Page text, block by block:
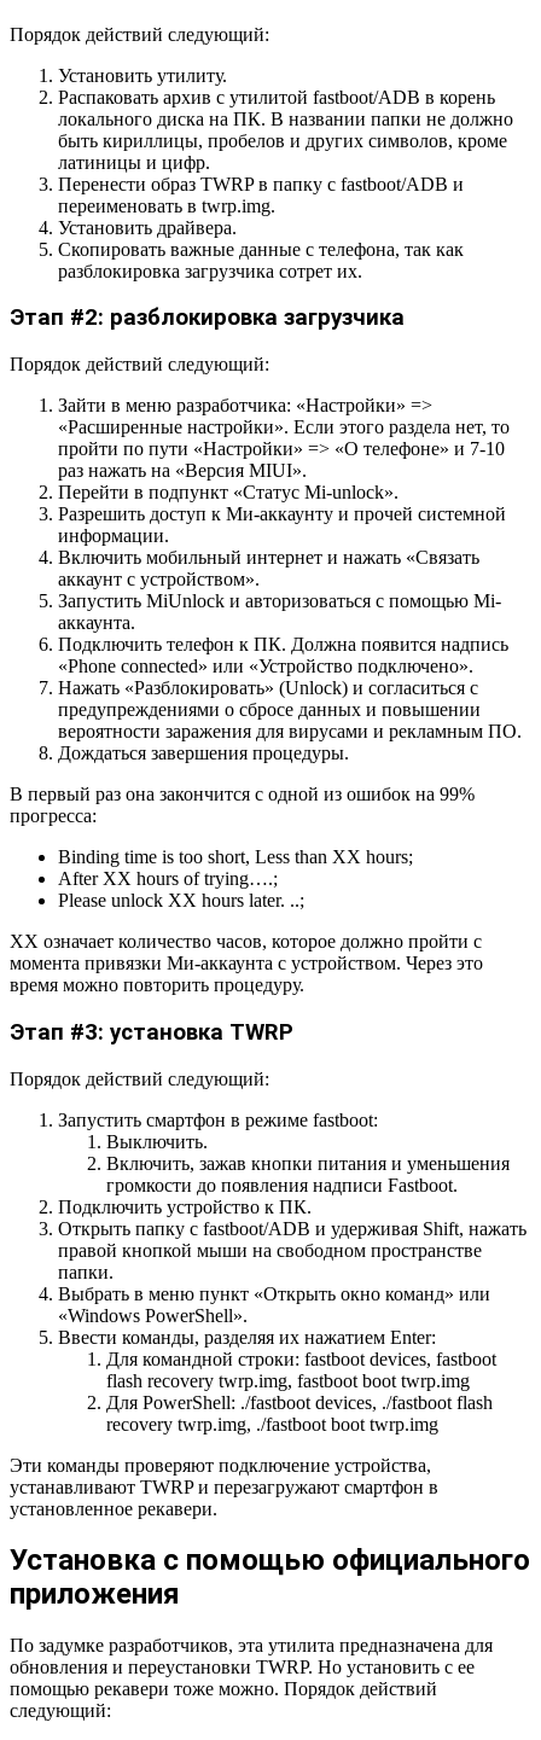
Порядок действий следующий:
Установить утилиту.
Распаковать архив с утилитой fastboot/ADB в корень
локального диска на ПК. В названии папки не должно
быть кириллицы, пробелов и других символов, кроме
латиницы и цифр.
Перенести образ TWRP в папку с fastboot/ADB и
переименовать в twrp.img.
Установить драйвера.
Скопировать важные данные с телефона, так как
разблокировка загрузчика сотрет их.
Этап #2: разблокировка загрузчика
Порядок действий следующий:
Зайти в меню разработчика: «Настройки» =>
«Расширенные настройки». Если этого раздела нет, то
пройти по пути «Настройки» => «О телефоне» и 7-10
раз нажать на «Версия MIUI».
Перейти в подпункт «Статус Mi-unlock».
Разрешить доступ к Ми-аккаунту и прочей системной
информации.
Включить мобильный интернет и нажать «Связать
аккаунт с устройством».
Запустить MiUnlock и авторизоваться с помощью Mi-
аккаунта.
Подключить телефон к ПК. Должна появится надпись
«Phone connected» или «Устройство подключено».
Нажать «Разблокировать» (Unlock) и согласиться с
предупреждениями о сбросе данных и повышении
вероятности заражения для вирусами и рекламным ПО.
Дождаться завершения процедуры.
В первый раз она закончится с одной из ошибок на 99%
прогресса:
Binding time is too short, Less than ХХ hours;
After XX hours of trying….;
Please unlock XX hours later. ..;
ХХ означает количество часов, которое должно пройти с
момента привязки Ми-аккаунта с устройством. Через это
время можно повторить процедуру.
Этап #3: установка TWRP
Порядок действий следующий:
Запустить смартфон в режиме fastboot:
Выключить.
Включить, зажав кнопки питания и уменьшения
громкости до появления надписи Fastboot.
Подключить устройство к ПК.
Открыть папку с fastboot/ADB и удерживая Shift, нажать
правой кнопкой мыши на свободном пространстве
папки.
Выбрать в меню пункт «Открыть окно команд» или
«Windows PowerShell».
Ввести команды, разделяя их нажатием Enter:
Для командной строки: fastboot devices, fastboot
flash recovery twrp.img, fastboot boot twrp.img
Для PowerShell: ./fastboot devices, ./fastboot flash
recovery twrp.img, ./fastboot boot twrp.img
Эти команды проверяют подключение устройства,
устанавливают TWRP и перезагружают смартфон в
установленное рекавери.
Установка с помощью официального
приложения
По задумке разработчиков, эта утилита предназначена для
обновления и переустановки TWRP. Но установить с ее
помощью рекавери тоже можно. Порядок действий
следующий: